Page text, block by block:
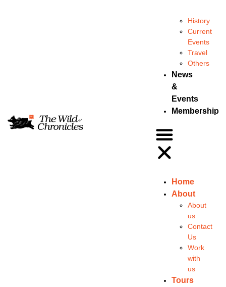
History
Current
Events
Travel
Others
News
&
Events
Membership
Home
About
About
us
Contact
Us
Work
with
us
Tours